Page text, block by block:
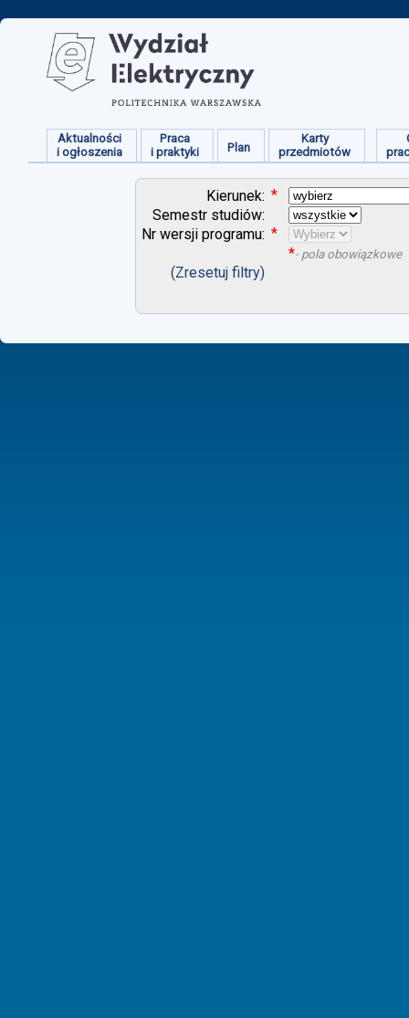
Aktualności
i ogłoszenia
Praca
i praktyki
Plan
Karty
przedmiotów
Kierunek: *
Semestr studiów:
Nr wersji programu: *
*- pola obowiązkowe
(Zresetuj filtry)